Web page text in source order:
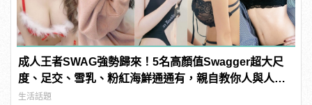
成人王者SWAG強勢歸來！5名高顏值Swagger超大尺
度、足交、雪乳、粉紅海鮮通通有，親自教你人與人的
連結！ | manfashion這樣變型男
生活話題